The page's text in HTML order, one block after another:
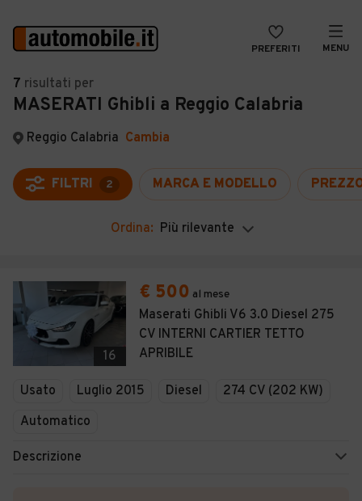
PREFERITI MENU
Auto
Auto usate
Auto Km 0
Auto Nuove
Noleggio a lungo termine
Moto
Camper
Veicoli Commerciali
VENDI
MAGAZINE
ACCEDI
7 risultati per
MASERATI Ghibli a Reggio Calabria
Reggio Calabria Cambia
FILTRI 2 MARCA E MODELLO
Ordina: Più rilevante
16
€ 500 al mese
Maserati Ghibli V6 3.0 Diesel 275
CV INTERNI CARTIER TETTO
APRIBILE
Usato Luglio 2015 Diesel
274 CV (202 KW)
Automatico
Descrizione